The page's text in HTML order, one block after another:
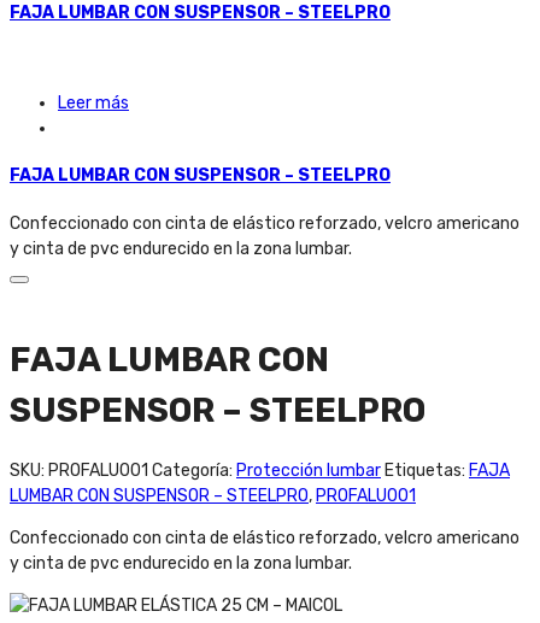
FAJA LUMBAR CON SUSPENSOR – STEELPRO
Leer más
FAJA LUMBAR CON SUSPENSOR – STEELPRO
Confeccionado con cinta de elástico reforzado, velcro americano
y cinta de pvc endurecido en la zona lumbar.
FAJA LUMBAR CON
SUSPENSOR – STEELPRO
SKU: PROFALU001 Categoría: Protección lumbar Etiquetas: FAJA
LUMBAR CON SUSPENSOR – STEELPRO, PROFALU001
Confeccionado con cinta de elástico reforzado, velcro americano
y cinta de pvc endurecido en la zona lumbar.